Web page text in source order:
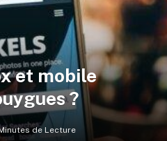
et mobile
?
de Lecture